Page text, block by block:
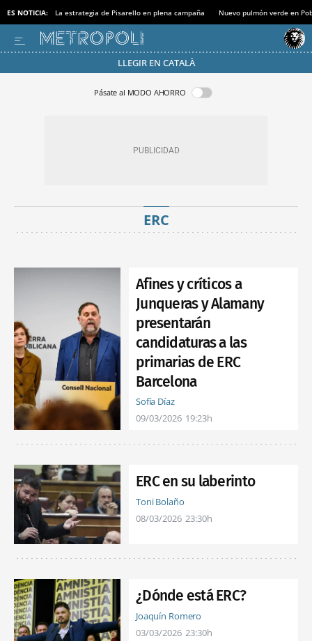
ES NOTICIA: La estrategia de Pisarello en plena campaña Nuevo pulmón verde en
LLEGIR EN CATALÀ
Pásate al MODO AHORRO
ERC
Afines y críticos a
Junqueras y Alamany
presentarán
candidaturas a las
primarias de ERC
Barcelona
Sofía Díaz
09/03/2026 19:23h
ERC en su laberinto
Toni Bolaño
08/03/2026 23:30h
¿Dónde está ERC?
Joaquín Romero
03/03/2026 23:30h